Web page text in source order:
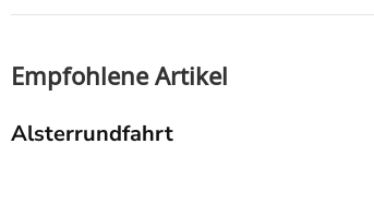
Empfohlene Artikel
Alsterrundfahrt